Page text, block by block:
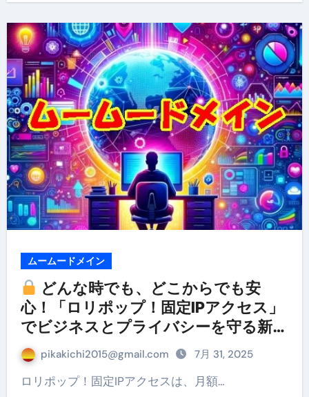
ムームードメイン
どんな時でも、どこからでも安
心！「ロリポップ！固定IPアクセス」
でビジネスとプライバシーを守る新常
識 pikakichi2015@gmail.com 7月 31, 2025
ロリポップ！固定IPアクセスは、月額…